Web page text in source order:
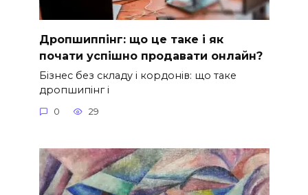
Дропшиппінг: що це таке і як
почати успішно продавати онлайн?
Бізнес без складу і кордонів: що таке
дропшипінг і
0 29